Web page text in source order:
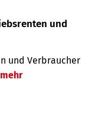
und
und Verbraucher
mehr